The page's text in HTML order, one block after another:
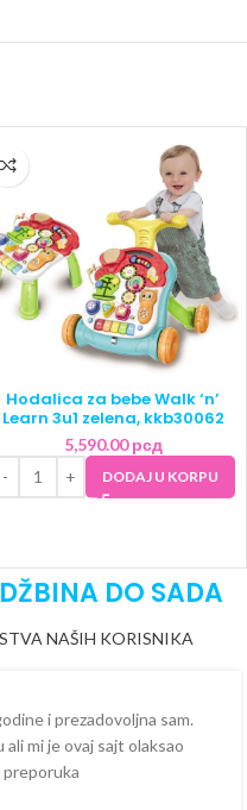
Hodalica za bebe Walk ‘n’
Learn 3u1 zelena, kkb30062
5,590.00рсд
DODAJ U KORPU
DO SADA
NAŠIH KORISNIKA
i prezadovoljna sam.
mi je ovaj sajt olaksao
preporuka